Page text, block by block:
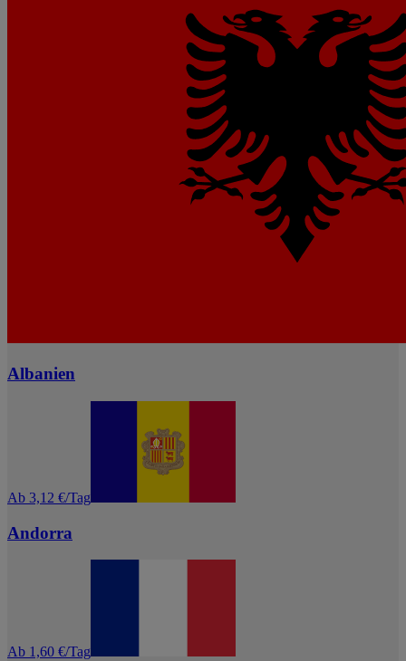
Albanien
Ab 3,12 €/Tag
Andorra
Ab 1,60 €/Tag